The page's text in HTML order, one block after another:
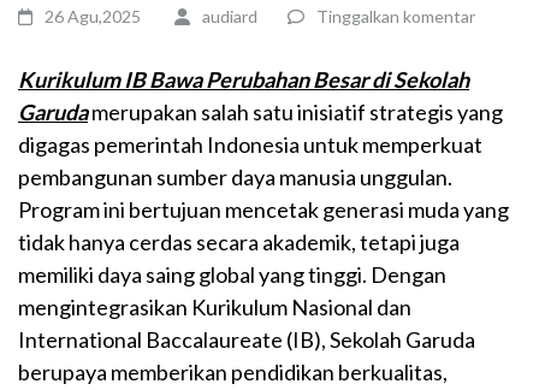
26 Agu,2025 audiard Tinggalkan komentar
Kurikulum IB Bawa Perubahan Besar di Sekolah
Garudamerupakan salah satu inisiatif strategis yang
digagas pemerintah Indonesia untuk memperkuat
pembangunan sumber daya manusia unggulan.
Program ini bertujuan mencetak generasi muda yang
tidak hanya cerdas secara akademik, tetapi juga
memiliki daya saing global yang tinggi. Dengan
mengintegrasikan Kurikulum Nasional dan
International Baccalaureate (IB), Sekolah Garuda
berupaya memberikan pendidikan berkualitas,